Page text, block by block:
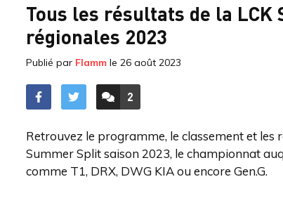
Tous les résultats de la
régionales 2023
Publié par Flamm le 26 août 2023
ACCÉDER AUX
2
COMMENTAIRES
Retrouvez le programme, le classement et les
Summer Split saison 2023, le championnat
comme T1, DRX, DWG KIA ou encore Gen.G.